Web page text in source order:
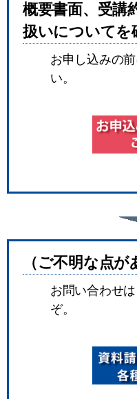
概要書面、受講
扱いについてを
お申し込みの
い。
（ご不明な点
お問い合わせ
ぞ。